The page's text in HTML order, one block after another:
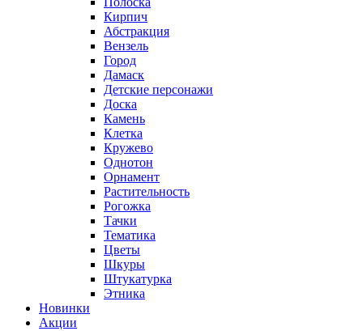
Кирпич
Абстракция
Вензель
Город
Дамаск
Детские персонажи
Доска
Камень
Клетка
Кружево
Однотон
Орнамент
Растительность
Рогожка
Тачки
Тематика
Цветы
Шкуры
Штукатурка
Этника
Новинки
Акции